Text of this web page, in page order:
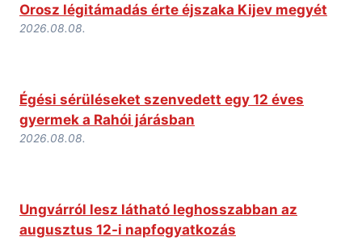
Orosz légitámadás érte éjszaka Kijev megyét
2026.08.08.
Égési sérüléseket szenvedett egy 12 éves
gyermek a Rahói járásban
2026.08.08.
Ungvárról lesz látható leghosszabban az
augusztus 12-i napfogyatkozás